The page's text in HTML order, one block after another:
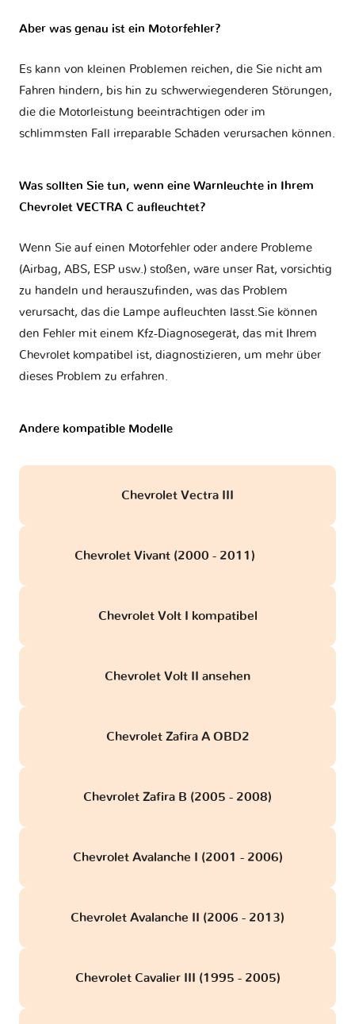
Aber was genau ist ein Motorfehler?
Es kann von kleinen Problemen reichen, die Sie nicht am
Fahren hindern, bis hin zu schwerwiegenderen Störungen,
die die Motorleistung beeinträchtigen oder im
schlimmsten Fall irreparable Schäden verursachen können.
Was sollten Sie tun, wenn eine Warnleuchte in Ihrem
Chevrolet VECTRA C aufleuchtet?
Wenn Sie auf einen Motorfehler oder andere Probleme
(Airbag, ABS, ESP usw.) stoßen, wäre unser Rat, vorsichtig
zu handeln und herauszufinden, was das Problem
verursacht, das die Lampe aufleuchten lässt.Sie können
den Fehler mit einem Kfz-Diagnosegerät, das mit Ihrem
Chevrolet kompatibel ist, diagnostizieren, um mehr über
dieses Problem zu erfahren.
Andere kompatible Modelle
Chevrolet Vectra III
Chevrolet Vivant (2000 - 2011)
Chevrolet Volt I kompatibel
Chevrolet Volt II ansehen
Chevrolet Zafira A OBD2
Chevrolet Zafira B (2005 - 2008)
Chevrolet Avalanche I (2001 - 2006)
Chevrolet Avalanche II (2006 - 2013)
Chevrolet Cavalier III (1995 - 2005)